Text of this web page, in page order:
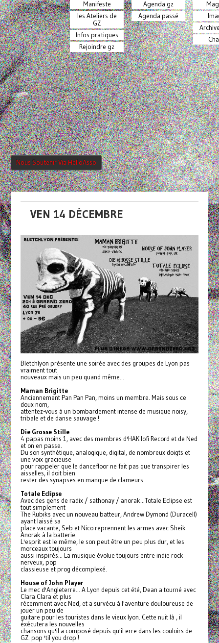
Manifeste
les Ateliers de
GZ
Infos pratiques
Rejoindre gz
Agenda gz
Agenda passé
Nous Soutenir Via HelloAsso
VEN 14 DÉCEMBRE
Bletchlyon présente une soirée avec des groupes de Lyon pas
vraiment tout
nouveaux mais un peu quand même...
Maman Brigitte
Anciennement Pan Pan Pan, moins un membre. Mais sous ce
doux nom,
attentez-vous à un bombardement intense de musique noisy,
tribale et de danse sauvage !
Die Grosse Stille
4 papas moins 1, avec des membres d'HAK lofi Record et de Ned
et on en passe.
Du son synthétique, analogique, digital, de nombreux doigts et
une voix gracieuse
pour rappeler que le dancefloor ne fait pas que transpirer les
aisselles, il doit bien
rester des synapses en manque de clameurs.
Totale Eclipse
Avec des gens de radix / sathonay / anorak...Totale Eclipse est
tout simplement
The Rubiks avec un nouveau batteur, Andrew Dymond (Duracell)
ayant laissé sa
place vacante, Seb et Nico reprennent les armes avec Sheik
Anorak à la batterie.
L'esprit est le même, le son peut être un peu plus dur, et les
morceaux toujours
aussi inspirés... La musique évolue toujours entre indie rock
nerveux, pop
classieuse et prog décomplexé.
House of John Player
Le mec d'Angleterre... A Lyon depuis cet été, Dean a tourné avec
Clara Clara et plus
récemment avec Ned, et a survécu à l'aventure douloureuse de
jouer un peu de
guitare pour les touristes dans le vieux lyon. Cette nuit là , il
éxécutera les nouvelles
chansons qu'il a composé depuis qu'il erre dans les couloirs de
GZ. pop 'til you drop !